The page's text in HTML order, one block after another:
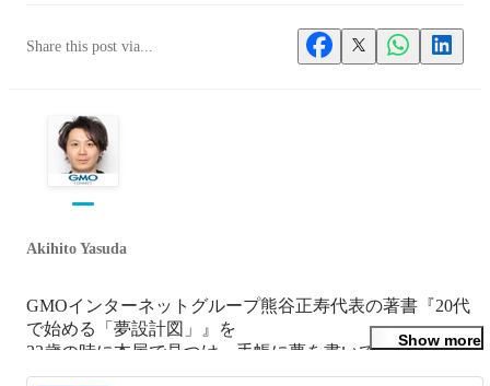
Share this post via...
Akihito Yasuda
GMOインターネットグループ熊谷正寿代表の著書『20代
で始める「夢設計図」』を
22歳の時に本屋で見つけ、手帳に夢を書いて夢の実現を信
じ行動しました。
Show more